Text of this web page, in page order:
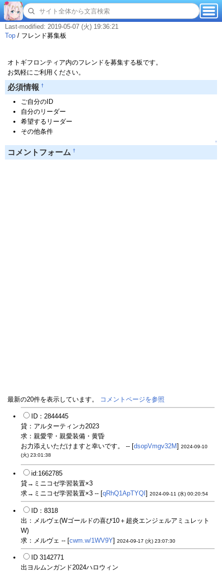
Last-modified: 2019-05-07 (火) 19:36:21
Top / フレンド募集板
オトギフロンティア内のフレンドを募集する板です。
お気軽にご利用ください。
必須情報 †
ご自分のID
自分のリーダー
希望するリーダー
その他条件
↑
コメントフォーム †
最新の20件を表示しています。 コメントページを参照
ID：2844445
貸：アルターティンカ2023
求：親愛雫・親愛装備・黄昏
お力添えいただけますと幸いです。 -- [dsopVmgv32M] 2024-09-10
(火) 23:01:38
id:1662785
貸→ミニコゼ学習装置×3
求→ミニコゼ学習装置×3 -- [qRhQ1ApTYQI ] 2024-09-11 (水) 00:20:54
ID：8318
出：メルヴェ(Wゴールドの喜び10＋超炎エンジェルアミュレット
W)
求：メルヴェ -- [cwm.w/1WV9Y] 2024-09-17 (火) 23:07:30
ID 3142771
出ヨルムンガンド2024ハロウィン